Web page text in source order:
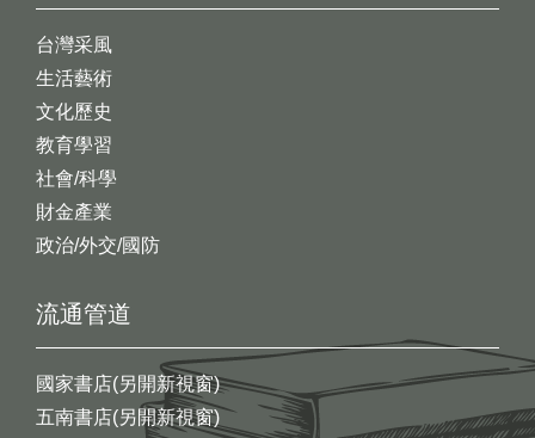
台灣采風
生活藝術
文化歷史
教育學習
社會/科學
財金產業
政治/外交/國防
流通管道
國家書店(另開新視窗)
五南書店(另開新視窗)